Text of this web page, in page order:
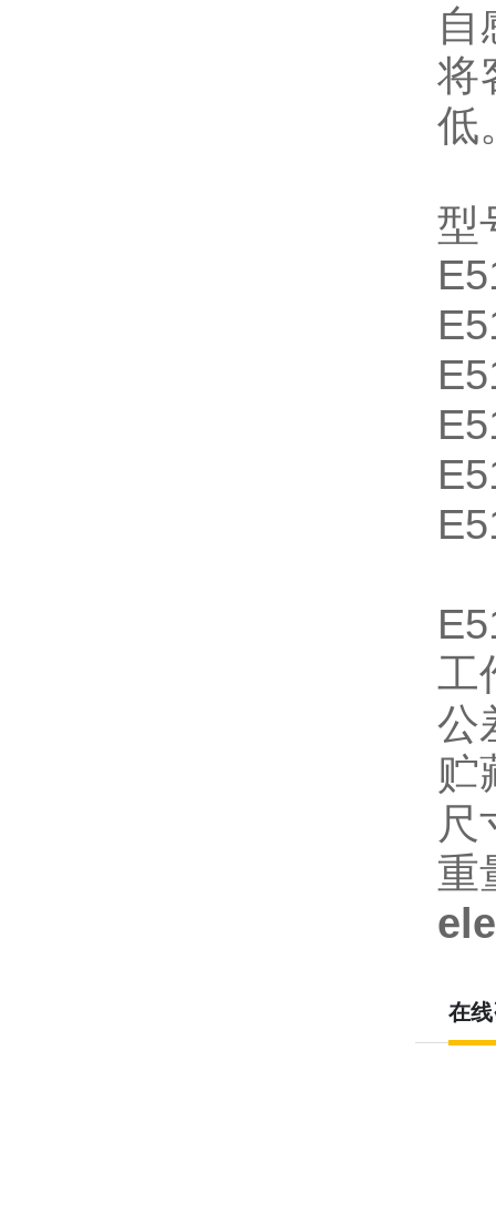
自
将
低
型
工
公
贮
尺
重
在